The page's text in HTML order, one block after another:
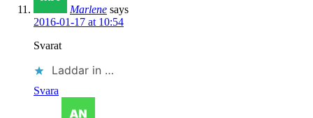
Marlene says
2016-01-17 at 10:54
Svarat
Laddar in …
Svara